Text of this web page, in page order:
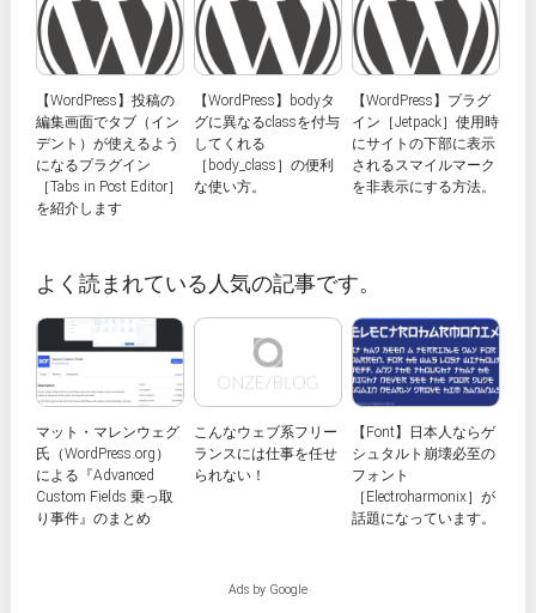
【WordPress】投稿の
編集画面でタブ（イン
デント）が使えるよう
になるプラグイン
［Tabs in Post Editor］
を紹介します
【WordPress】bodyタ
グに異なるclassを付与
してくれる
［body_class］の便利
な使い方。
【WordPress】プラグ
イン［Jetpack］使用時
にサイトの下部に表示
されるスマイルマーク
を非表示にする方法。
よく読まれている人気の記事です。
マット・マレンウェグ
氏（WordPress.org）
による『Advanced
Custom Fields 乗っ取
り事件』のまとめ
こんなウェブ系フリー
ランスには仕事を任せ
られない！
【Font】日本人ならゲ
シュタルト崩壊必至の
フォント
［Electroharmonix］が
話題になっています。
Ads by Google